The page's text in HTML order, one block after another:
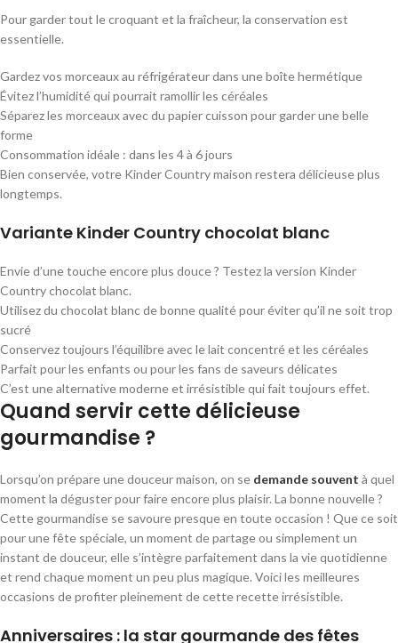
Pour garder tout le croquant et la fraîcheur, la conservation est
essentielle.
Gardez vos morceaux au réfrigérateur dans une boîte hermétique
Évitez l’humidité qui pourrait ramollir les céréales
Séparez les morceaux avec du papier cuisson pour garder une belle
forme
Consommation idéale : dans les 4 à 6 jours
Bien conservée, votre Kinder Country maison restera délicieuse plus
longtemps.
Variante Kinder Country chocolat blanc
Envie d’une touche encore plus douce ? Testez la version Kinder
Country chocolat blanc.
Utilisez du chocolat blanc de bonne qualité pour éviter qu’il ne soit trop
sucré
Conservez toujours l’équilibre avec le lait concentré et les céréales
Parfait pour les enfants ou pour les fans de saveurs délicates
C’est une alternative moderne et irrésistible qui fait toujours effet.
Quand servir cette délicieuse
gourmandise ?
Lorsqu’on prépare une douceur maison, on se demande souvent à quel
moment la déguster pour faire encore plus plaisir. La bonne nouvelle ?
Cette gourmandise se savoure presque en toute occasion ! Que ce soit
pour une fête spéciale, un moment de partage ou simplement un
instant de douceur, elle s’intègre parfaitement dans la vie quotidienne
et rend chaque moment un peu plus magique. Voici les meilleures
occasions de profiter pleinement de cette recette irrésistible.
Anniversaires : la star gourmande des fêtes